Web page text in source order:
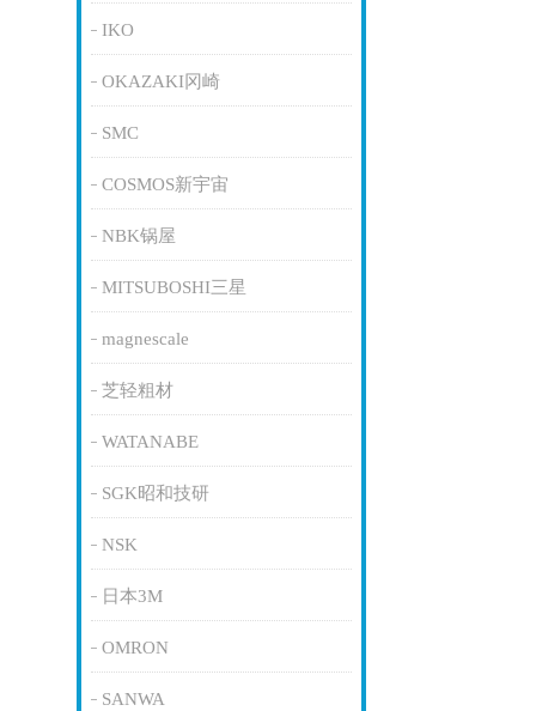
IKO
OKAZAKI冈崎
SMC
COSMOS新宇宙
NBK锅屋
MITSUBOSHI三星
magnescale
芝轻粗材
WATANABE
SGK昭和技研
NSK
日本3M
OMRON
SANWA